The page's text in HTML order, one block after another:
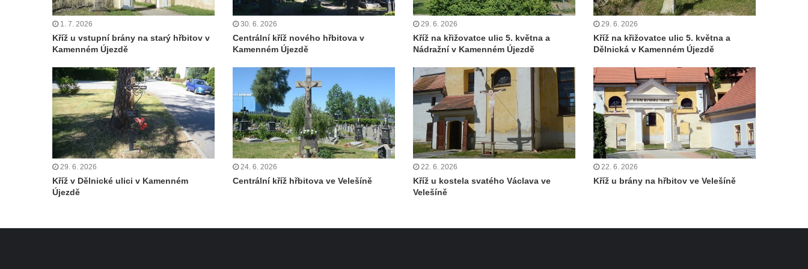
Čechách
Kříž u kostela Zvěstování Panny Marie v
Duchcově
Údajný kříž před kostelem svatých Petra a
Pavla v Jeníkově
Kříž na návsi v Jeníkově
Kříž na křižovatce v Teplické ulici v Lahošti
Kříž U Pěti lip na pastvině severovýchodně
od Mikulášovic
1. 7. 2026
Kříž u vstupní brány na starý hřbitov v
Kamenném Újezdě
30. 6. 2026
Centrální kříž nového hřbitova v
Kamenném Újezdě
29. 6. 2026
Kříž na křižovatce ulic 5. května a
Nádražní v Kamenném Újezdě
29. 6. 2026
Kříž na křižovatce ulic 5. května a
Dělnická v Kamenném Újezdě
29. 6. 2026
Kříž v Dělnické ulici v Kamenném
Újezdě
24. 6. 2026
Centrální kříž hřbitova ve Velešíně
22. 6. 2026
Kříž u kostela svatého Václava ve
Velešíně
22. 6. 2026
Kříž u brány na hřbitov ve Velešíně